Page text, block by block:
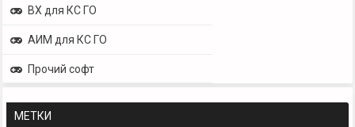
ВХ для КС ГО
АИМ для КС ГО
Прочий софт
МЕТКИ